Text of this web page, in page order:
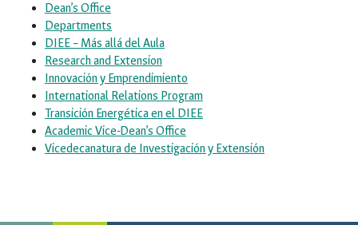
Dean’s Office
Departments
DIEE – Más allá del Aula
Research and Extension
Innovación y Emprendimiento
International Relations Program
Transición Energética en el DIEE
Academic Vice-Dean’s Office
Vicedecanatura de Investigación y Extensión